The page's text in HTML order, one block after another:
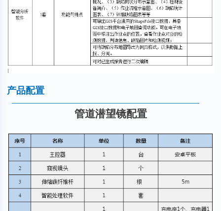
产品配置
————————————————————
管道潜望镜配置